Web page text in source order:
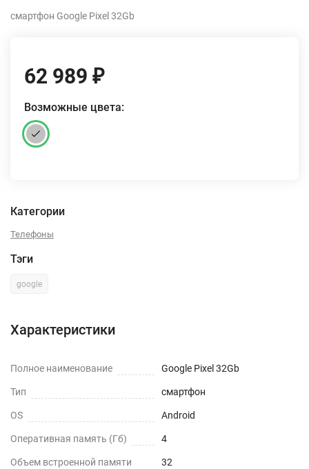
смартфон Google Pixel 32Gb
62 989 ₽
Возможные цвета:
Категории
Телефоны
Тэги
google
Характеристики
Полное наименование Google Pixel 32Gb
Тип смартфон
OS Android
Оперативная память (Гб) 4
Объем встроенной памяти
32